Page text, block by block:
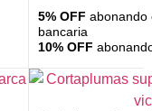
5% OFF abonando
bancaria
10% OFF